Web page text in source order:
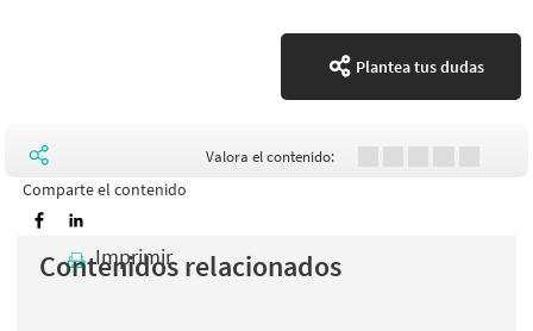
Plantea tus dudas
Comparte el contenido
Valora el contenido:
Imprimir
Contenidos relacionados